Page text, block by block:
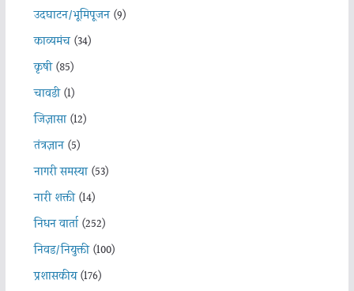
उदघाटन/भूमिपूजन(9)
काव्यमंच(34)
कृषी(85)
चावडी(1)
जिज्ञासा(12)
तंत्रज्ञान(5)
नागरी समस्या(53)
नारी शक्ती(14)
निधन वार्ता(252)
निवड/नियुक्ती(100)
प्रशासकीय(176)